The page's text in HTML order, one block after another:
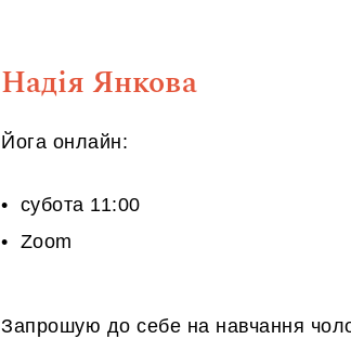
Надія Янкова
Йога онлайн:
• субота 11:00
• Zoom
Запрошую до себе на навчання